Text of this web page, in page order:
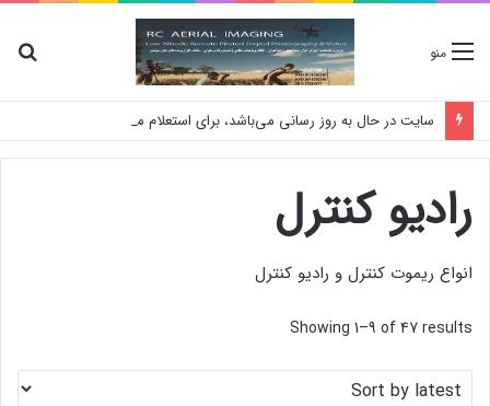
منو
رادیو کنترل
انواع ریموت کنترل و رادیو کنترل
Showing 1–9 of 47 results